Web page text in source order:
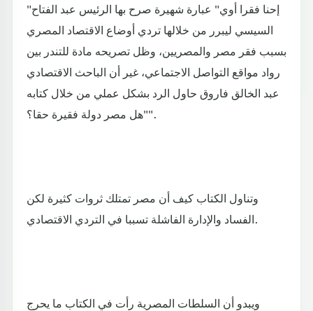
"إحنا فقرا أوي" عبارة شهيرة صرح بها الرئيس عبد الفتاح
السيسي ليبرر من خلالها تردي أوضاع الاقتصاد المصري
بسبب فقر مصر والمصريين، وظل تصريحه مادة للتندر بين
رواد مواقع التواصل الاجتماعي، غير أن الباحث الاقتصادي
عبد الخالق فاروق حاول الرد بشكل عملي من خلال كتابه
"هل مصر دولة فقيرة حقا؟".
وتناول الكتاب كيف أن مصر تمتلك ثروات كثيرة لكن
الفساد والإدارة الفاشلة تسببا في التردي الاقتصادي.
ويبدو أن السلطات المصرية رأت في الكتاب ما يحرج